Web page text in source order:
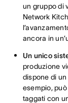
un gruppo di
Network
ancora in
Un unico
produzione
dispone di
esempio,
taggati con